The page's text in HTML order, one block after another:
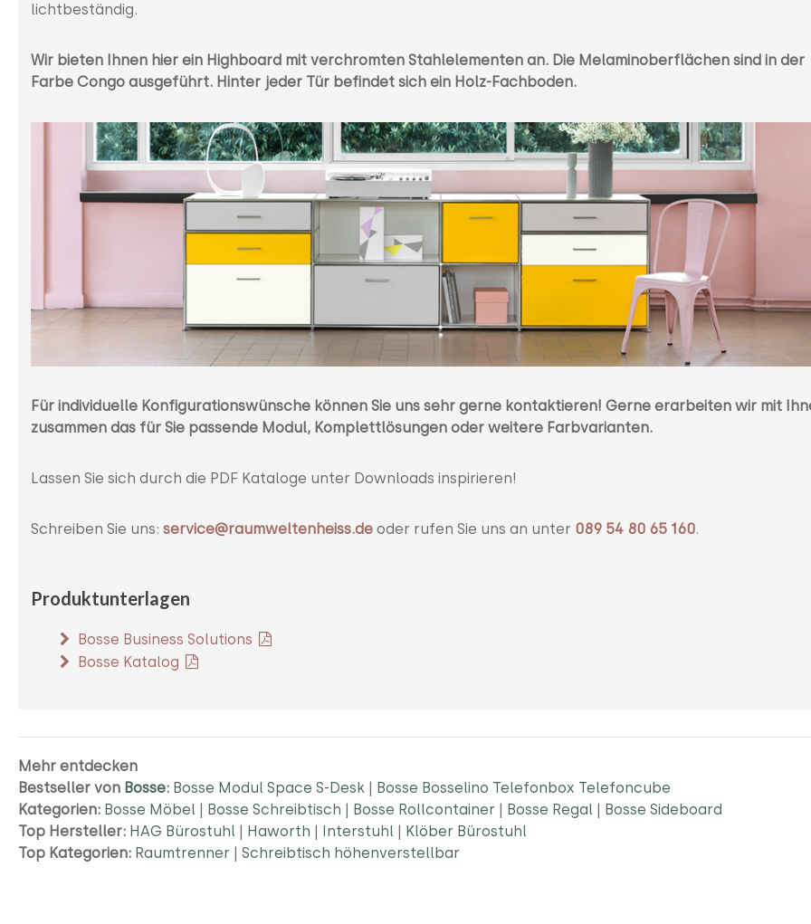
lichtbeständig.
Wir bieten Ihnen hier ein Highboard mit verchromten Stahlelementen an. Die Melaminoberflächen sind in der
Farbe Congo ausgeführt. Hinter jeder Tür befindet sich ein Holz-Fachboden.
Für individuelle Konfigurationswünsche können Sie uns sehr gerne kontaktieren! Gerne erarbeiten wir mit
zusammen das für Sie passende Modul, Komplettlösungen oder weitere Farbvarianten.
Lassen Sie sich durch die PDF Kataloge unter Downloads inspirieren!
Schreiben Sie uns: service@raumweltenheiss.de oder rufen Sie uns an unter 089 54 80 65 160.
Produktunterlagen
Bosse Business Solutions
Bosse Katalog
Mehr entdecken
Bestseller von Bosse: Bosse Modul Space S-Desk | Bosse Bosselino Telefonbox Telefoncube
Kategorien: Bosse Möbel | Bosse Schreibtisch | Bosse Rollcontainer | Bosse Regal | Bosse Sideboard
Top Hersteller: HAG Bürostuhl | Haworth | Interstuhl | Klöber Bürostuhl
Top Kategorien: Raumtrenner | Schreibtisch höhenverstellbar